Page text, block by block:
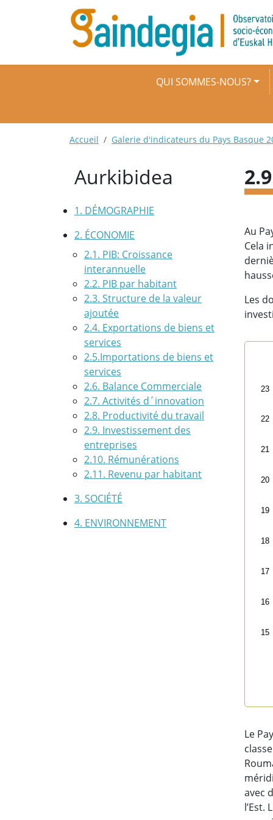
Aller au contenu principal
Navigation principaleQUI SOMMES-NOUS?
Fil d'Ariane
Accueil Galerie d'indicateurs du Pays Basque
Aurkibidea
1. DÉMOGRAPHIE
2. ÉCONOMIE
2.1. PIB: Croissance
interannuelle
2.2. PIB par habitant
2.3. Structure de la valeur
ajoutée
2.4. Exportations de biens et
services
2.5.Importations de biens et
services
2.6. Balance Commerciale
2.7. Activités d´innovation
2.8. Productivité du travail
2.9. Investissement des
entreprises
2.10. Rémunérations
2.11. Revenu par habitant
3. SOCIÉTÉ
4. ENVIRONNEMENT
Au
Cela
Les
15
16
17
18
19
20
21
22
23
Le
avec
l’Est.